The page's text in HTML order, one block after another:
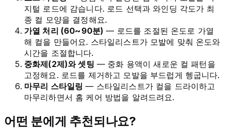
지털 로드에 감습니다. 로드 선택과 와인딩 각도가 최
종 컬 모양을 결정해요.
가열 처리 (60~90분) — 로드를 조절된 온도로 가열
해 컬을 만들어요. 스타일리스트가 모발에 맞춰 온도와
시간을 조절합니다.
중화제(2제)와 셋팅 — 중화 용액이 새로운 컬 패턴을
고정해요. 로드를 제거하고 모발을 부드럽게 헹굽니다.
마무리 스타일링 — 스타일리스트가 컬을 드라이하고
마무리하면서 홈 케어 방법을 알려드려요.
어떤 분에게 추천되나요?